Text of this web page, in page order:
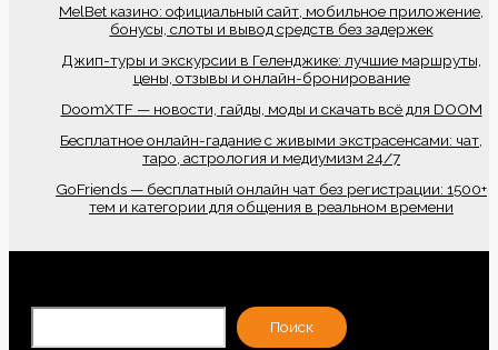
MelBet казино: официальный сайт, мобильное приложение,
бонусы, слоты и вывод средств без задержек
Джип-туры и экскурсии в Геленджике: лучшие маршруты,
цены, отзывы и онлайн-бронирование
DoomXTF — новости, гайды, моды и скачать всё для DOOM
Бесплатное онлайн-гадание с живыми экстрасенсами: чат,
таро, астрология и медиумизм 24/7
GoFriends — бесплатный онлайн чат без регистрации: 1500+
тем и категории для общения в реальном времени
Поиск